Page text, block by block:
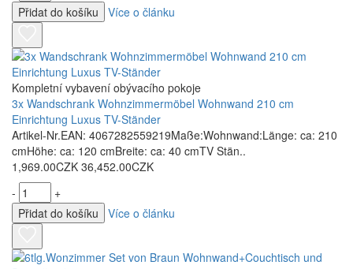
Přidat do košíku
Více o článku
Kompletní vybavení obývacího pokoje
3x Wandschrank Wohnzimmermöbel Wohnwand 210 cm
Einrichtung Luxus TV-Ständer
Artikel-Nr.EAN: 4067282559219Maße:Wohnwand:Länge: ca: 210
cmHöhe: ca: 120 cmBreite: ca: 40 cmTV Stän..
1,969.00CZK 36,452.00CZK
-
+
Přidat do košíku
Více o článku